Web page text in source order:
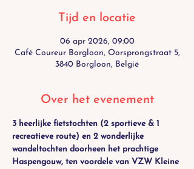
Tijd en locatie
06 apr 2026, 09:00
Café Coureur Borgloon, Oorsprongstraat 5,
3840 Borgloon, België
Over het evenement
3 heerlijke fietstochten (2 sportieve & 1
recreatieve route) en 2 wonderlijke
wandeltochten doorheen het prachtige
Haspengouw, ten voordele van VZW Kleine